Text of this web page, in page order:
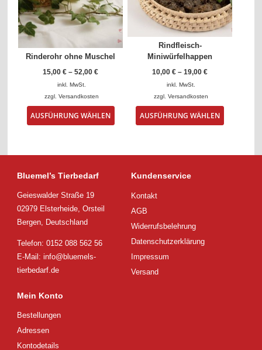
auf
der
gewählt
Rinderohr ohne Muschel
15,00€ –52,00€
inkl. MwSt.
zzgl.Versandkosten
AUSFÜHRUNG WÄHLEN
Dieses
Produkt
können
Produktseite
gewählt
werden
Rindfleisch-
Miniwürfelhappen
10,00€ –19,00€
inkl. MwSt.
zzgl.Versandkosten
AUSFÜHRUNG WÄHLEN
Dieses
Bluemel’s Tierbedarf
Geieswalder Straße 19
02979 Elsterheide, Orsteil
Bergen, Deutschland
Telefon: 0152 088 562 56
E-Mail:info@bluemels-
tierbedarf.de
Kundenservice
Kontakt
AGB
Widerrufsbelehrung
Datenschutzerklärung
Impressum
Versand
Mein Konto
Bestellungen
Adressen
Kontodetails